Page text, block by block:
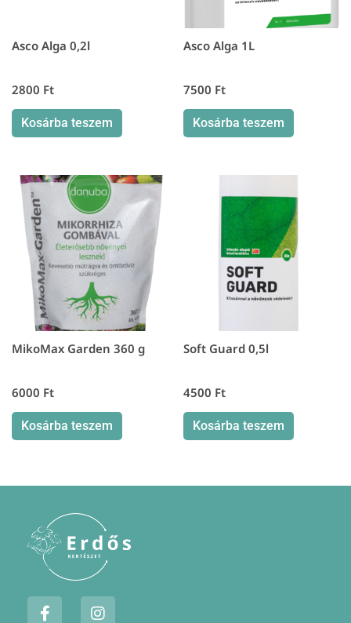
Asco Alga 0,2l
2800 Ft
Kosárba teszem
Asco Alga 1L
7500 Ft
Kosárba teszem
MikoMax Garden 360 g
6000 Ft
Kosárba teszem
Soft Guard 0,5l
4500 Ft
Kosárba teszem
F
a
I
n